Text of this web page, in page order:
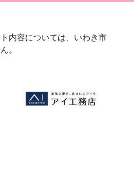
内容については、いわき市
。